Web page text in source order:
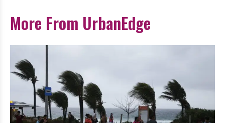
More From UrbanEdge